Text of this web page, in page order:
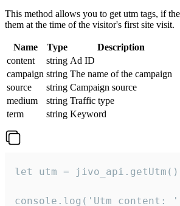
This method allows you to get utm tags, if
them at the time of the visitor's first site visit.
Name Type
Description
content
string Ad ID
campaign string The name of the campaign
source
string Campaign source
medium
string Traffic type
term
string Keyword
let utm =
console.log('Utm content: